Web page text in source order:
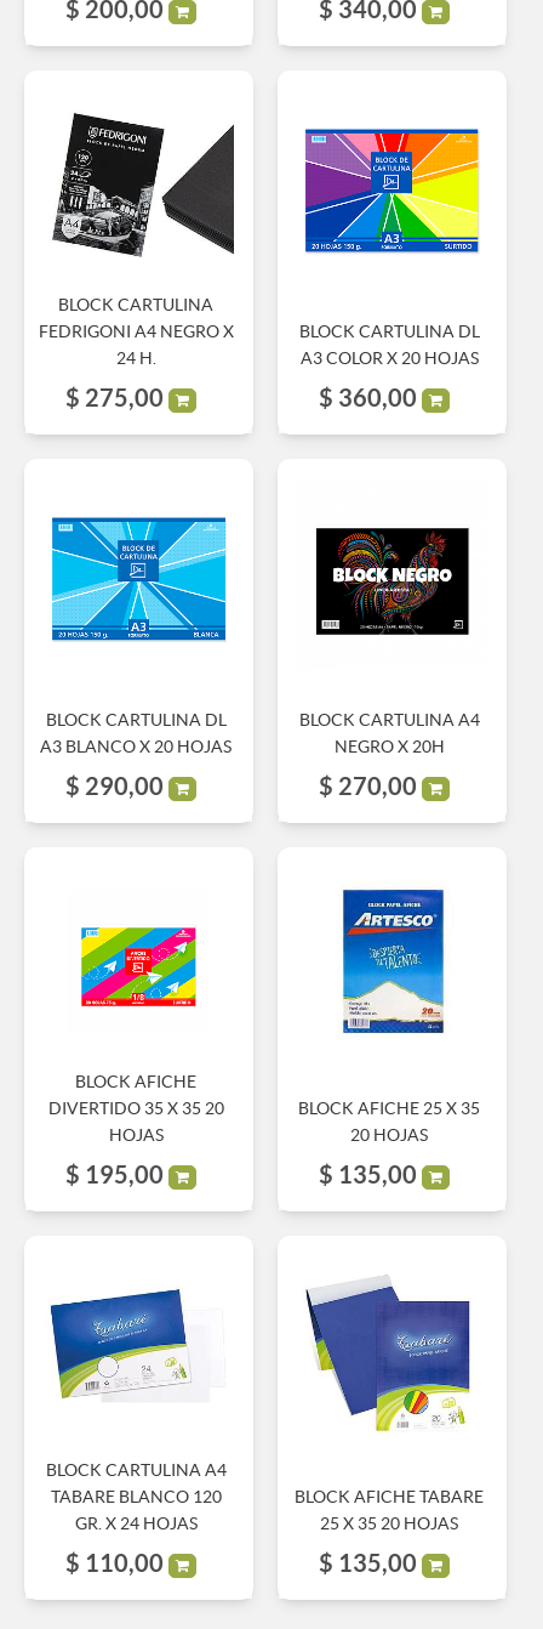
$ 200,00 $ 340,00
BLOCK CARTULINA
FEDRIGONI A4 NEGRO X
24 H.
$ 275,00
BLOCK CARTULINA DL
A3 COLOR X 20 HOJAS
$ 360,00
BLOCK CARTULINA DL
A3 BLANCO X 20 HOJAS
$ 290,00
BLOCK CARTULINA A4
NEGRO X 20H
$ 270,00
BLOCK AFICHE
DIVERTIDO 35 X 35 20
HOJAS
$ 195,00
BLOCK AFICHE 25 X 35
20 HOJAS
$ 135,00
BLOCK CARTULINA A4
TABARE BLANCO 120
GR. X 24 HOJAS
$ 110,00
BLOCK AFICHE TABARE
25 X 35 20 HOJAS
$ 135,00